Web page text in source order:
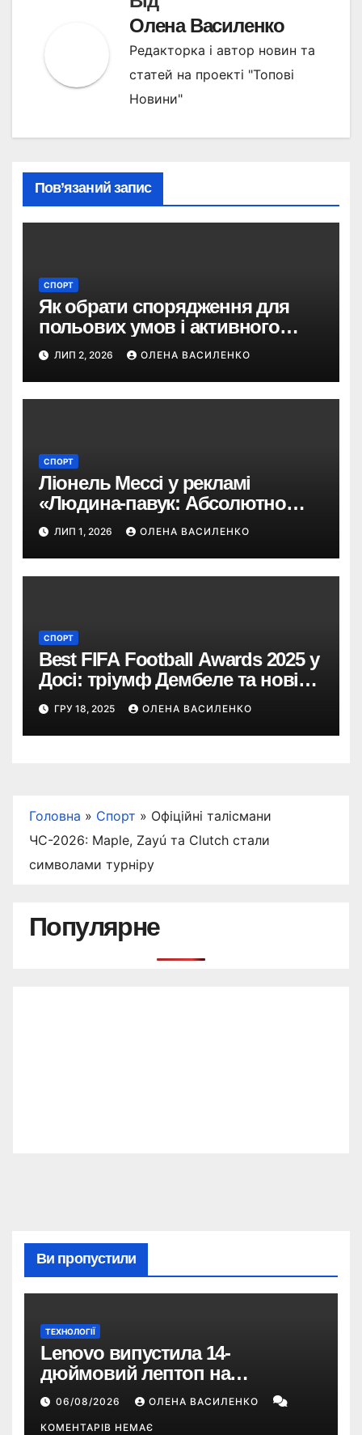
Олена Василенко
Редакторка і автор новин та
статей на проекті "Топові
Новини"
Пов’язаний запис
СПОРТ
Як обрати спорядження для
польових умов і активного
відпочинку
ЛИП 2, 2026 ОЛЕНА ВАСИЛЕНКО
СПОРТ
Ліонель Мессі у рекламі
«Людина-павук: Абсолютно
новий день»: навіщо Sony
запросила футбольну легенду
ЛИП 1, 2026 ОЛЕНА ВАСИЛЕНКО
СПОРТ
Best FIFA Football Awards 2025 у
Досі: тріумф Дембеле та нові
герої світового футболу
ГРУ 18, 2025 ОЛЕНА ВАСИЛЕНКО
Головна » Спорт » Офіційні талісмани
ЧС-2026: Maple, Zayú та Clutch стали
символами турніру
Популярне
Ви пропустили
ТЕХНОЛОГІЇ
Lenovo випустила 14-
дюймовий лептоп на
Snapdragon X2 з автономністю
понад 33 години
06/08/2026 ОЛЕНА ВАСИЛЕНКО
КОМЕНТАРІВ НЕМАЄ